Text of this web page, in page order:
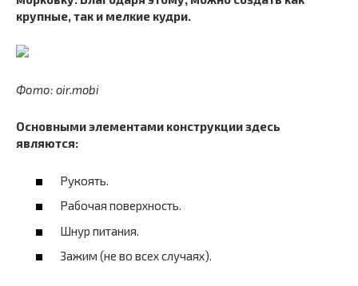
крупные, так и мелкие кудри.
Фото: oir.mobi
Основными элементами конструкции здесь
являются:
Рукоять.
Рабочая поверхность.
Шнур питания.
Зажим (не во всех случаях).